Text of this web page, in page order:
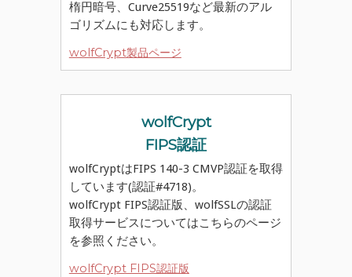
楕円暗号、Curve25519など最新のアル
ゴリズムにも対応します。
wolfCrypt製品ページ
wolfCrypt
FIPS認証
wolfCryptはFIPS 140-3 CMVP認証を取得
しています(認証#4718)。
wolfCrypt FIPS認証版、wolfSSLの認証
取得サービスについてはこちらのページ
を参照ください。
wolfCrypt FIPS認証版